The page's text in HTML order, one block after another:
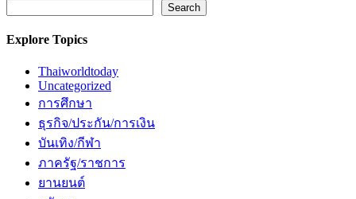
Search
Explore Topics
Thaiworldtoday
Uncategorized
การศึกษา
ธุรกิจ/ประกัน/การเงิน
บันเทิง/กีฬา
ภาครัฐ/ราชการ
ยานยนต์